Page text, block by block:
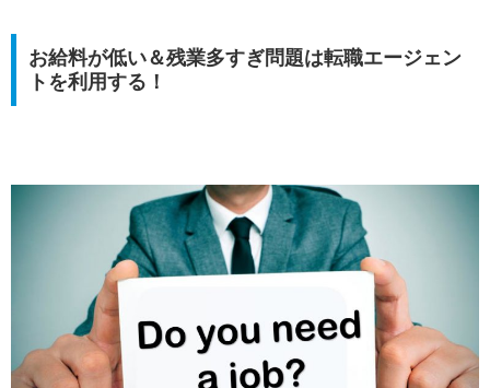
お給料が低い＆残業多すぎ問題は転職エージェン
トを利用する！